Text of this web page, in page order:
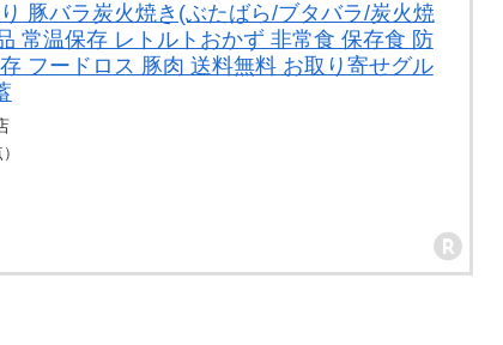
豚バラ炭火焼き(ぶたばら/ブタバラ/炭火焼
常温保存 レトルトおかず 非常食 保存食 防
フードロス 豚肉 送料無料 お取り寄せグル